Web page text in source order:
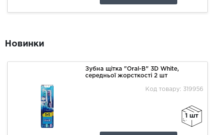
Новинки
Зубна щітка "Oral-B" 3D White,
середньої жорсткості 2 шт
Код товару: 319956
1 шт